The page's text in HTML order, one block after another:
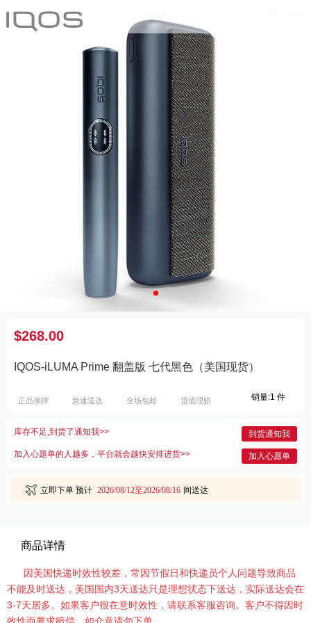

$268.00
IQOS-iLUMA Prime 翻盖版 七代黑色（美国现货）
正品保障 急速送达 全场包邮 货值理赔 销量:1 件
库存不足,到货了通知我>> 到货通知我
加入心题单的人越多，平台就会越快安排进货>> 加入心愿单
立即下单 预计 2026/08/12至2026/08/16 间送达
商品详情
因美国快递时效性较差，常因节假日和快递员个人问题导致商品
不能及时送达，美国国内3天送达只是理想状态下送达，实际送达会在
3-7天居多。如果客户很在意时效性，请联系客服咨询。客户不得因时